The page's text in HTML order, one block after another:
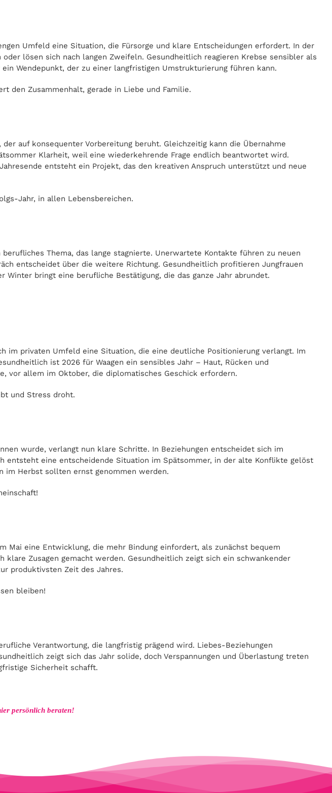
Umfeld eine Situation, die Fürsorge und klare Entscheidungen erfordert. In der
lösen sich nach langen Zweifeln. Gesundheitlich reagieren Krebse sensibler als
Wendepunkt, der zu einer langfristigen Umstrukturierung führen kann.
den Zusammenhalt, gerade in Liebe und Familie.
auf konsequenter Vorbereitung beruht. Gleichzeitig kann die Übernahme
Klarheit, weil eine wiederkehrende Frage endlich beantwortet wird.
entsteht ein Projekt, das den kreativen Anspruch unterstützt und neue
Jahr, in allen Lebensbereichen.
Thema, das lange stagnierte. Unerwartete Kontakte führen zu neuen
entscheidet über die weitere Richtung. Gesundheitlich profitieren Jungfrauen
bringt eine berufliche Bestätigung, die das ganze Jahr abrundet.
im privaten Umfeld eine Situation, die eine deutliche Positionierung verlangt. Im
ist 2026 für Waagen ein sensibles Jahr – Haut, Rücken und
vor allem im Oktober, die diplomatisches Geschick erfordern.
und Stress droht.
wurde, verlangt nun klare Schritte. In Beziehungen entscheidet sich im
entsteht eine entscheidende Situation im Spätsommer, in der alte Konflikte gelöst
im Herbst sollten ernst genommen werden.
Mai eine Entwicklung, die mehr Bindung einfordert, als zunächst bequem
Zusagen gemacht werden. Gesundheitlich zeigt sich ein schwankender
produktivsten Zeit des Jahres.
bleiben!
Verantwortung, die langfristig prägend wird. Liebes-Beziehungen
zeigt sich das Jahr solide, doch Verspannungen und Überlastung treten
Sicherheit schafft.
persönlich beraten!